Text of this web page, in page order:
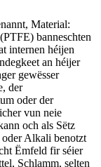
Material:
banneschten
internen héijen
an héijer
gewësser
der
oder der
vun neie
och als Sëtz
oder Alkali benotzt
Ëmfeld fir séier
Schlamm, selten